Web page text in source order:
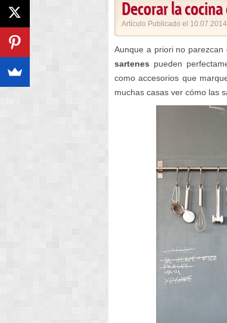
Decorar la
Artículo Publicado el
Aunque a priori no
sartenes pueden
como accesorios que
muchas casas ver cómo las